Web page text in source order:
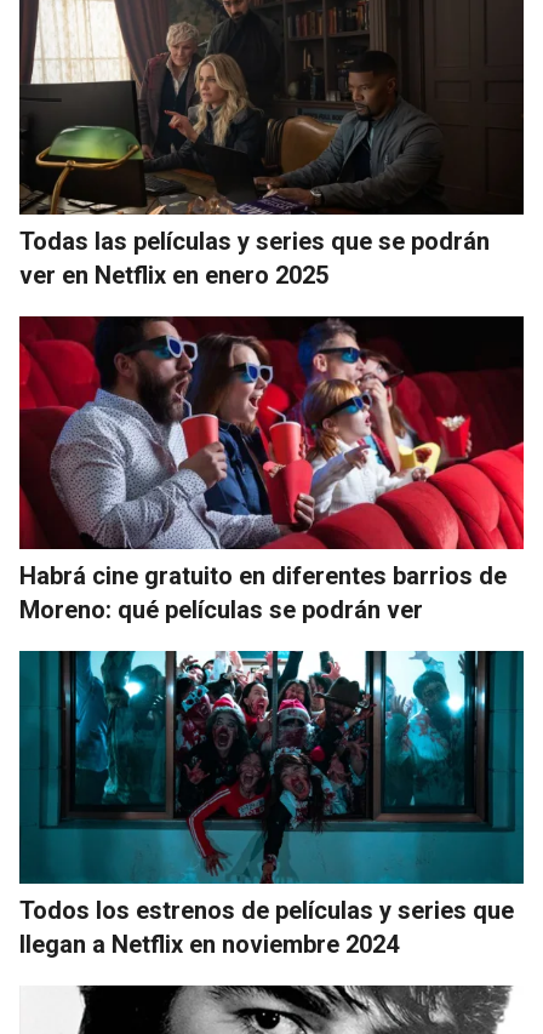
Todas las películas y series que se podrán
ver en Netflix en enero 2025
Habrá cine gratuito en diferentes barrios de
Moreno: qué películas se podrán ver
Todos los estrenos de películas y series que
llegan a Netflix en noviembre 2024